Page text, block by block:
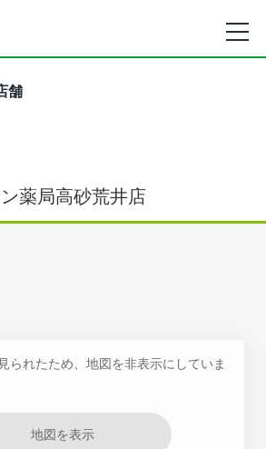
舗
薬局高砂荒井店
られたため、地図を非表示にしていま
地図を表示